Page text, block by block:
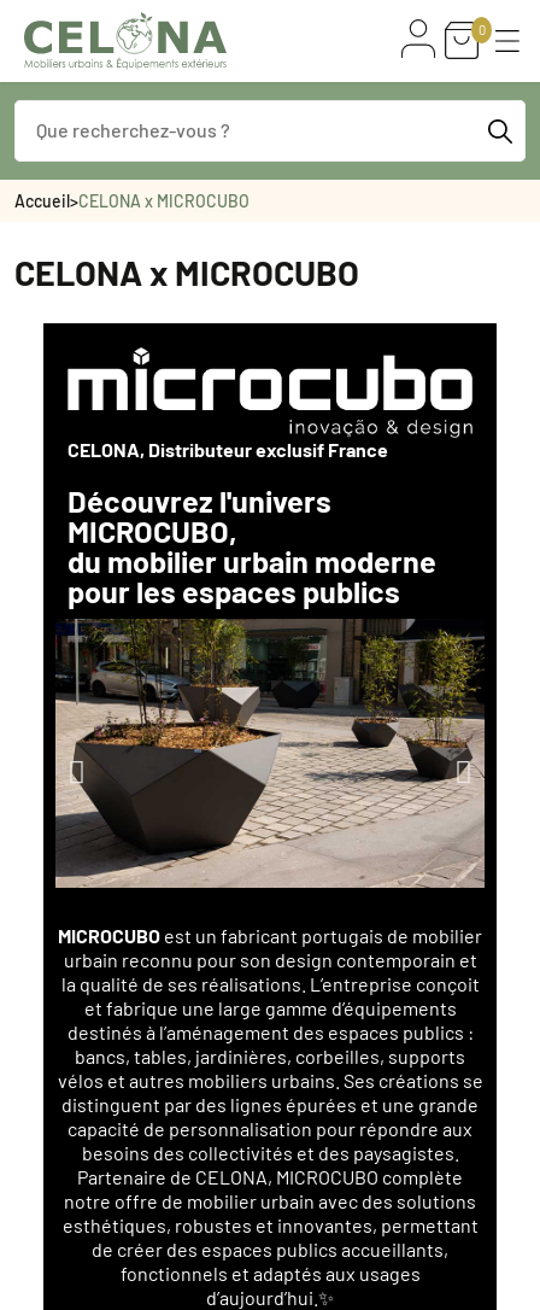
0
Accueil>CELONA x MICROCUBO
CELONA x MICROCUBO
CELONA, Distributeur exclusif France
Découvrez l'univers
MICROCUBO,
du mobilier urbain moderne
pour les espaces publics
MICROCUBO est un fabricant portugais de mobilier
urbain reconnu pour son design contemporain et
la qualité de ses réalisations. L’entreprise conçoit
et fabrique une large gamme d’équipements
destinés à l’aménagement des espaces publics :
bancs, tables, jardinières, corbeilles, supports
vélos et autres mobiliers urbains. Ses créations se
distinguent par des lignes épurées et une grande
capacité de personnalisation pour répondre aux
besoins des collectivités et des paysagistes.
Partenaire de CELONA, MICROCUBO complète
notre offre de mobilier urbain avec des solutions
esthétiques, robustes et innovantes, permettant
de créer des espaces publics accueillants,
fonctionnels et adaptés aux usages
d’aujourd’hui.✨